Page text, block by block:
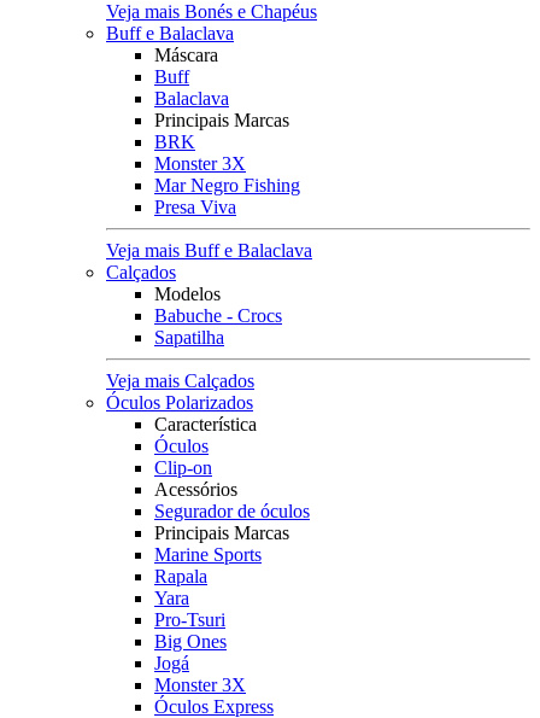
Veja mais Bonés e Chapéus
Buff e Balaclava
Máscara
Buff
Balaclava
Principais Marcas
BRK
Monster 3X
Mar Negro Fishing
Presa Viva
Veja mais Buff e Balaclava
Calçados
Modelos
Babuche - Crocs
Sapatilha
Veja mais Calçados
Óculos Polarizados
Característica
Óculos
Clip-on
Acessórios
Segurador de óculos
Principais Marcas
Marine Sports
Rapala
Yara
Pro-Tsuri
Big Ones
Jogá
Monster 3X
Óculos Express